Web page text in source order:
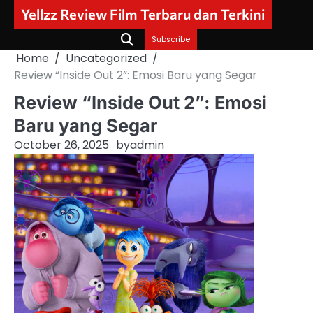
SkipYellzz Review Film Terbaru dan Terkini
Subscribe
Home
Uncategorized
Review “Inside Out 2”: Emosi Baru yang Segar
Review “Inside Out 2”: Emosi
Baru yang Segar
October 26, 2025 byadmin